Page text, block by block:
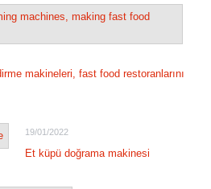
makineleri, fast food restoranlarını
19/01/2022
Et küpü doğrama makinesi